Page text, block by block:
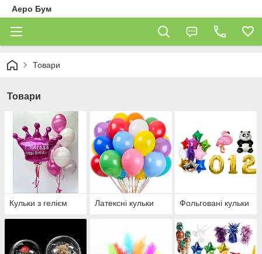
Аеро Бум
Товари
Товари
Кульки з гелієм Латексні кульки Фольговані кульки